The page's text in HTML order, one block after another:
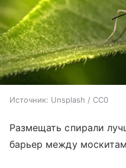
Источник: Unsplash / CC0
Размещать спирали
барьер между